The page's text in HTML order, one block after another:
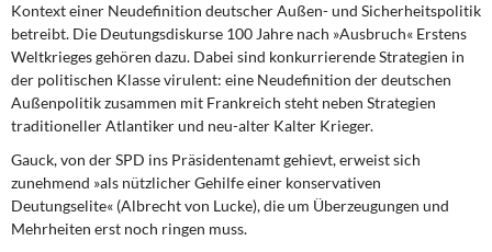
Kontext einer Neudefinition deutscher Außen- und Sicherheitspolitik
betreibt. Die Deutungsdiskurse 100 Jahre nach »Ausbruch« Erstens
Weltkrieges gehören dazu. Dabei sind konkurrierende Strategien in
der politischen Klasse virulent: eine Neudefinition der deutschen
Außenpolitik zusammen mit Frankreich steht neben Strategien
traditioneller Atlantiker und neu-alter Kalter Krieger.
Gauck, von der SPD ins Präsidentenamtgehievt, erweist sich
zunehmend »als nützlicher Gehilfe einer konservativen
Deutungselite« (Albrecht von Lucke), die um Überzeugungen und
Mehrheiten erst noch ringen muss.